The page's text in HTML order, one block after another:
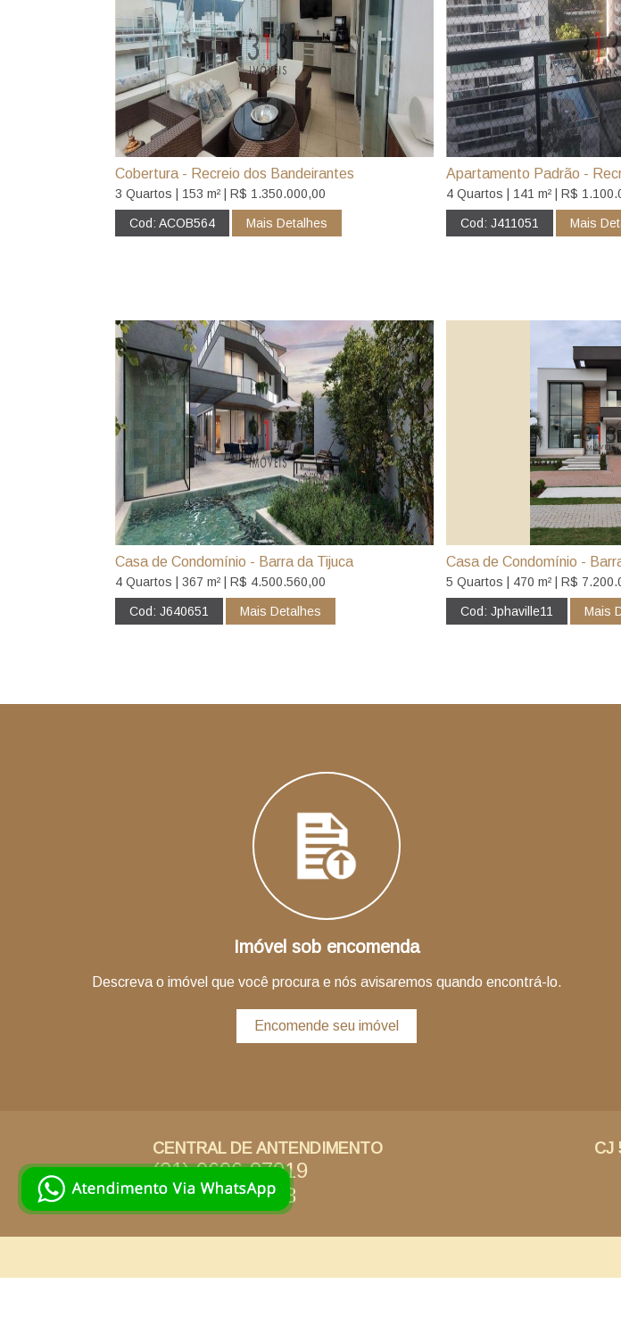
Cobertura - Recreio dos Bandeirantes
3 Quartos | 153 m² | R$ 1.350.000,00
Cod: ACOB564 Mais Detalhes
Apartamento Padrão -
4 Quartos | 141 m² | R$
Cod: J411051 Mais
Casa de Condomínio - Barra da Tijuca
4 Quartos | 367 m² | R$ 4.500.560,00
Cod: J640651 Mais Detalhes
Casa de Condomínio -
5 Quartos | 470 m² | R$
Cod: Jphaville11 Mais
Imóvel sob encomenda
Descreva o imóvel que você procura e nós avisaremos quando encontrá-lo.
Encomende seu imóvel
CENTRAL DE ANTENDIMENTO
(21) 9696-87919
(21) 3495-1988
CJ